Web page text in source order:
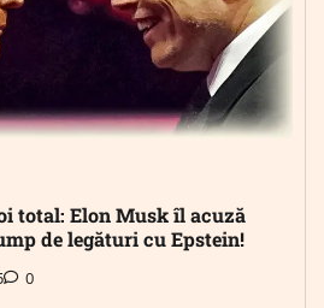
total: Elon Musk îl acuză
de legături cu Epstein!
0